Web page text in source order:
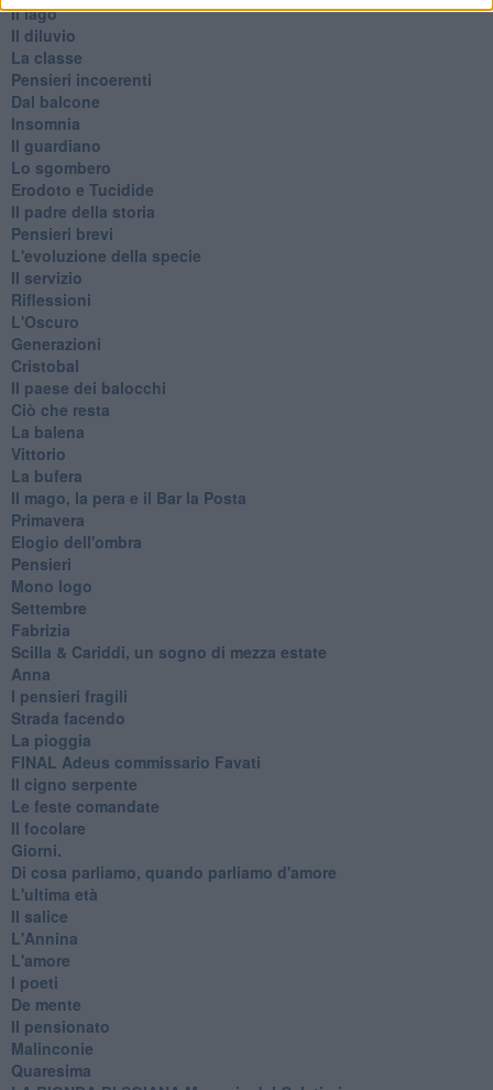
Il lago
Il diluvio
La classe
Pensieri incoerenti
Dal balcone
Insomnia
Il guardiano
Lo sgombero
Erodoto e Tucidide
Il padre della storia
Pensieri brevi
L'evoluzione della specie
Il servizio
Riflessioni
L'Oscuro
Generazioni
Cristobal
Il paese dei balocchi
Ciò che resta
La balena
Vittorio
La bufera
Il mago, la pera e il Bar la Posta
Primavera
Elogio dell'ombra
Pensieri
Mono logo
Settembre
Fabrizia
​Scilla & Cariddi, un sogno di mezza estate
Anna
I pensieri fragili
Strada facendo
La pioggia
FINAL Adeus commissario Favati
Il cigno serpente
Le feste comandate
Il focolare
Giorni.
Di cosa parliamo, quando parliamo d'amore
L'ultima età
Il salice
L'Annina
L'amore
I poeti
De mente
Il pensionato
Malinconie
Quaresima